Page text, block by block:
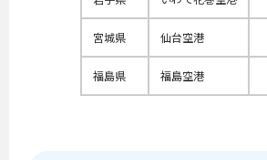
宮城県 仙台空港
福島県 福島空港